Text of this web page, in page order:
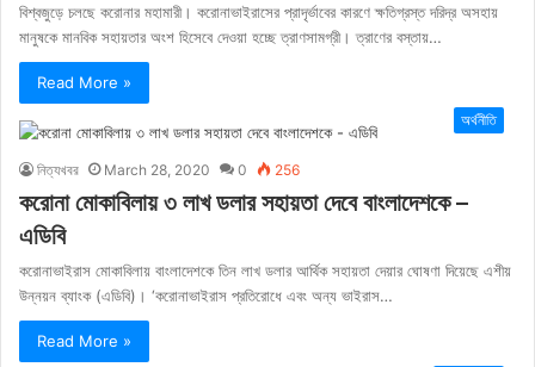
বিশ্বজুড়ে চলছে করোনার মহামারী। করোনাভাইরাসের প্রাদৃর্ভাবের কারণে ক্ষতিগ্রস্ত দরিদ্র অসহায়
মানুষকে মানবিক সহায়তার অংশ হিসেবে দেওয়া হচ্ছে ত্রাণসামগ্রী। ত্রাণের বস্তায়…
Read More »
অর্থনীতি
নিত্যখবর March 28, 2020 0 256
করোনা মোকাবিলায় ৩ লাখ ডলার সহায়তা দেবে বাংলাদেশকে –
এডিবি
করোনাভাইরাস মোকাবিলায় বাংলাদেশকে তিন লাখ ডলার আর্থিক সহায়তা দেয়ার ঘোষণা দিয়েছে এশীয়
উন্নয়ন ব্যাংক (এডিবি)। ‘করোনাভাইরাস প্রতিরোধে এবং অন্য ভাইরাস…
Read More »